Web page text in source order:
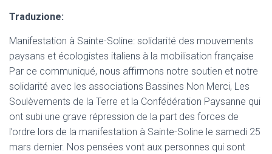
Traduzione:
Manifestation à Sainte-Soline: solidarité des mouvements
paysans et écologistes italiens à la mobilisation française
Par ce communiqué, nous affirmons notre soutien et notre
solidarité avec les associations Bassines Non Merci, Les
Soulèvements de la Terre et la Confédération Paysanne qui
ont subi une grave répression de la part des forces de
l’ordre lors de la manifestation à Sainte-Soline le samedi 25
mars dernier. Nos pensées vont aux personnes qui sont